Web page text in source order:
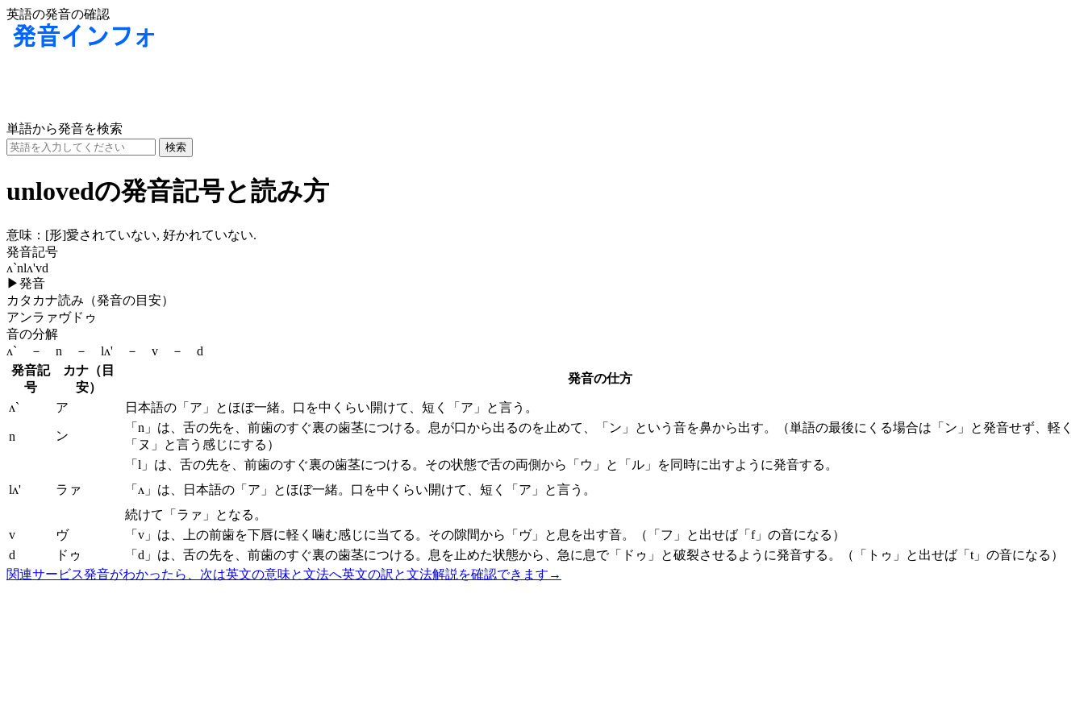
英語の発音の確認
単語から発音を検索
unlovedの発音記号と読み方
意味： [形]愛されていない, 好かれていない.
発音記号
ʌ`nlʌ'vd
▶発音
カタカナ読み（発音の目安）
アンラァヴドゥ
音の分解
ʌ` － n － lʌ' － v － d
発音記
号
カナ（目
安）
発音の仕方
ʌ` ア 日本語の「ア」とほぼ一緒。口を中くらい開けて、短く「ア」と言う。
n ン
「n」は、舌の先を、前歯のすぐ裏の歯茎につける。息が口から出るのを止めて、「ン」という音を鼻から出す。（単語の最後にくる場合は「ン」と発音せず、軽く
「ヌ」と言う感じにする）
lʌ' ラァ
「l」は、舌の先を、前歯のすぐ裏の歯茎につける。その状態で舌の両側から「ウ」と「ル」を同時に出すように発音する。
「ʌ」は、日本語の「ア」とほぼ一緒。口を中くらい開けて、短く「ア」と言う。
続けて「ラァ」となる。
v
ヴ
「v」は、上の前歯を下唇に軽く噛む感じに当てる。その隙間から「ヴ」と息を出す音。（「フ」と出せば「f」の音になる）
d
ドゥ
「d」は、舌の先を、前歯のすぐ裏の歯茎につける。息を止めた状態から、急に息で「ドゥ」と破裂させるように発音する。（「トゥ」と出せば「t」の音になる）
関連サービス発音がわかったら、次は英文の意味と文法へ英文の訳と文法解説を確認できます →